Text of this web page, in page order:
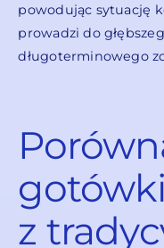
powodując sytuację
prowadzi do
długoterminowego
z